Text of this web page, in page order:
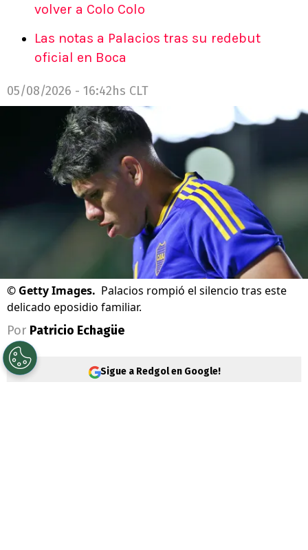
volver a Colo Colo
Las notas a Palacios tras su redebut
oficial en Boca
05/08/2026 - 16:42hs CLT
© Getty Images. Palacios rompió el silencio tras este
delicado eposidio familiar.
Por Patricio Echagüe
Sigue a Redgol en Google!